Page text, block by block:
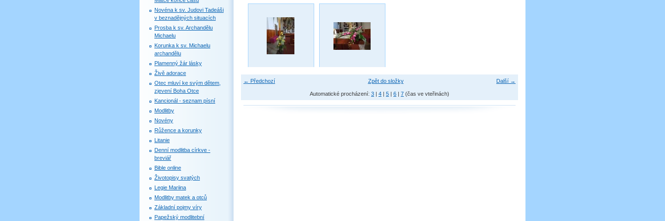
← Předchozí Další →
Zpět do složky
Automatické procházení: 3 | 4 | 5 | 6 | 7 (čas ve vteřinách)
Novéna k sv. Judovi Tadeáši
v beznadějných situacích
Prosba k sv. Archandělu
Michaelu
Korunka k sv. Michaelu
archandělu
Plamenný žár lásky
Živě adorace
Otec mluví ke svým dětem,
zjevení Boha Otce
Kancionál - seznam písní
Modlitby
Novény
Růžence a korunky
Litanie
Denní modlitba církve -
breviář
Bible online
Životopisy svatých
Legie Mariina
Modlitby matek a otců
Základní pojmy víry
Papežský modlitební